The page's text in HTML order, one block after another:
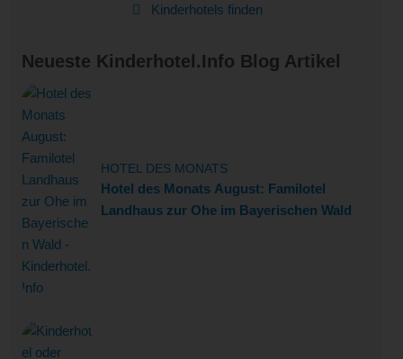
Kinderhotels finden
Neueste Kinderhotel.Info Blog Artikel
HOTEL DES MONATS
Hotel des Monats August: Familotel
Landhaus zur Ohe im Bayerischen Wald